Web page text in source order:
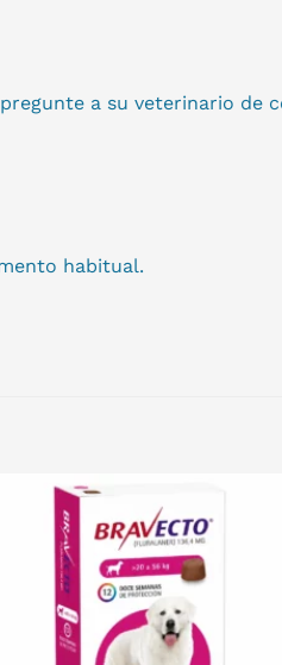
a su veterinario de
habitual.